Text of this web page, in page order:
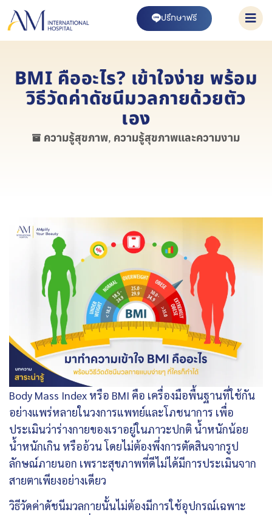
ปรึกษาฟรี
BMI คืออะไร? เข้าใจง่าย พร้อม
วิธีวัดค่าดัชนีมวลกายด้วยตัว
เอง
ความรู้สุขภาพ, ความรู้สุขภาพและความงาม
Body Mass Index หรือ BMI คือ เครื่องมือพื้นฐานที่ใช้กัน
อย่างแพร่หลายในวงการแพทย์และโภชนาการ เพื่อ
ประเมินว่าร่างกายของเราอยู่ในภาวะปกติ น้ำหนักน้อย
น้ำหนักเกิน หรืออ้วน โดยไม่ต้องพึ่งการตัดสินจากรูป
ลักษณ์ภายนอก เพราะสุขภาพที่ดีไม่ได้มีการประเมินจาก
สายตาเพียงอย่างเดียว
วิธีวัดค่าดัชนีมวลกายนั้นไม่ต้องมีการใช้อุปกรณ์เฉพาะ